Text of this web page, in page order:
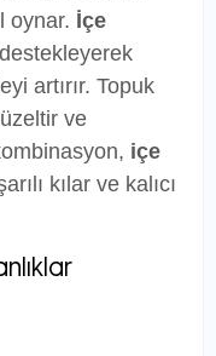
oynar. İçe
artırır. Topuk
ve
içe
kılar ve kalıcı